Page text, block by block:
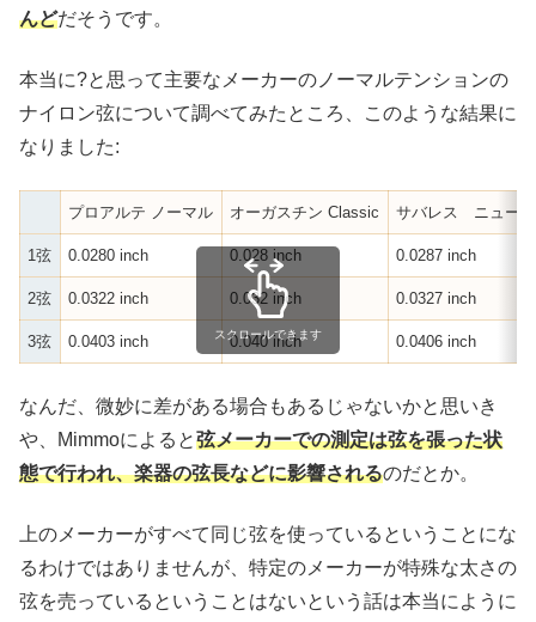
んどだそうです。
本当に?と思って主要なメーカーのノーマルテンションの
ナイロン弦について調べてみたところ、このような結果に
なりました:
プロアルテ ノーマル オーガスチン Classic サバレス ニュー
1弦 0.0280 inch 0.028 inch 0.0287 inch
2弦 0.0322 inch 0.032 inch 0.0327 inch
3弦 0.0403 inch 0.040 inch 0.0406 inch
スクロールできます
なんだ、微妙に差がある場合もあるじゃないかと思いき
や、Mimmoによると弦メーカーでの測定は弦を張った状
態で行われ、楽器の弦長などに影響されるのだとか。
上のメーカーがすべて同じ弦を使っているということにな
るわけではありませんが、特定のメーカーが特殊な太さの
弦を売っているということはないという話は本当にように